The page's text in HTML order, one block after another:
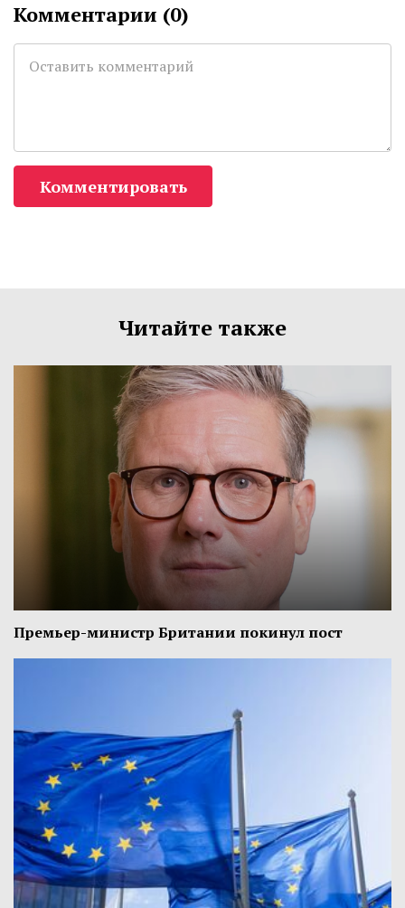
Комментарии (0)
Комментировать
Читайте также
Премьер-министр Британии покинул пост